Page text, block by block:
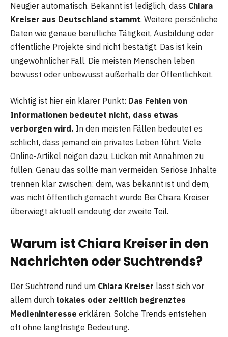
Neugier automatisch. Bekannt ist lediglich, dass Chiara
Kreiser aus Deutschland stammt. Weitere persönliche
Daten wie genaue berufliche Tätigkeit, Ausbildung oder
öffentliche Projekte sind nicht bestätigt. Das ist kein
ungewöhnlicher Fall. Die meisten Menschen leben
bewusst oder unbewusst außerhalb der Öffentlichkeit.
Wichtig ist hier ein klarer Punkt: Das Fehlen von
Informationen bedeutet nicht, dass etwas
verborgen wird. In den meisten Fällen bedeutet es
schlicht, dass jemand ein privates Leben führt. Viele
Online-Artikel neigen dazu, Lücken mit Annahmen zu
füllen. Genau das sollte man vermeiden. Seriöse Inhalte
trennen klar zwischen: dem, was bekannt ist und dem,
was nicht öffentlich gemacht wurde Bei Chiara Kreiser
überwiegt aktuell eindeutig der zweite Teil.
Warum ist Chiara Kreiser in den
Nachrichten oder Suchtrends?
Der Suchtrend rund um Chiara Kreiser lässt sich vor
allem durch lokales oder zeitlich begrenztes
Medieninteresse erklären. Solche Trends entstehen
oft ohne langfristige Bedeutung.